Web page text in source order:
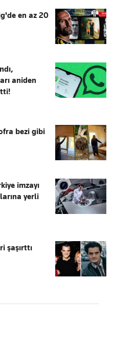
en az 20
aniden
bezi gibi
imzayı
yerli
şaşırttı